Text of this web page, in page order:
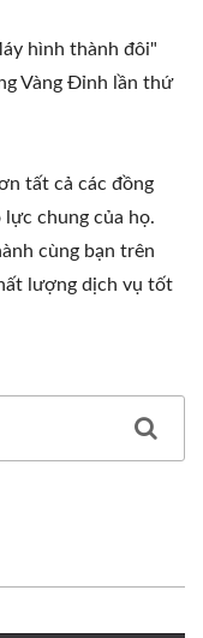
hình thành đôi"
Vàng Đỉnh lần thứ
tất cả các đồng
chung của họ.
cùng bạn trên
lượng dịch vụ tốt